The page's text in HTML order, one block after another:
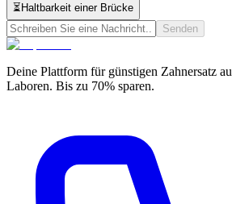
⏳Haltbarkeit einer Brücke
Senden
Deine Plattform für günstigen Zahnersatz
Laboren. Bis zu 70% sparen.